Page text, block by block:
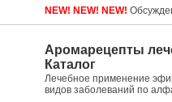
NEW! NEW! NEW!
Аромарецепты
Каталог
Лечебное применение
видов заболеваний по